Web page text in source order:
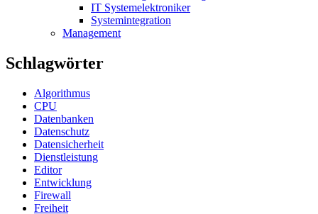
IT Systemelektroniker
Systemintegration
Management
Schlagwörter
Algorithmus
CPU
Datenbanken
Datenschutz
Datensicherheit
Dienstleistung
Editor
Entwicklung
Firewall
Freiheit